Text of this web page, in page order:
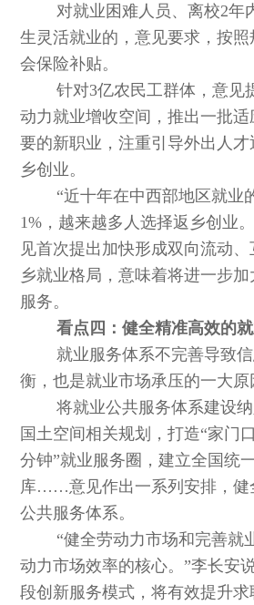
对就业困难人员、离校2年
生灵活就业的，意见要求，按
会保险补贴。
针对3亿农民工群体，意见
动力就业增收空间，推出一批
要的新职业，注重引导外出人
乡创业。
“近十年在中西部地区就业
1%，越来越多人选择返乡创业
见首次提出加快形成双向流动
乡就业格局，意味着将进一步
服务。
看点四：健全精准高效的
就业服务体系不完善导致
衡，也是就业市场承压的一大原
将就业公共服务体系建设
国土空间相关规划，打造“家门
分钟”就业服务圈，建立全国统
库……意见作出一系列安排，健
公共服务体系。
“健全劳动力市场和完善就
动力市场效率的核心。”李长安
段创新服务模式，将有效提升